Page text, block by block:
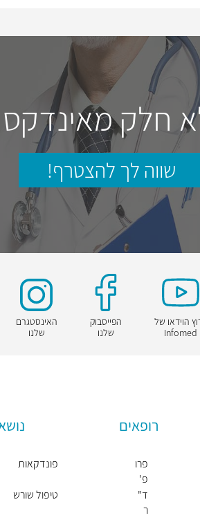
חלק
שווה לך להצטרף!
הוידאו של
Infomed
הפייסבוק
שלנו
האינסטגרם
שלנו
רופאים
פרו
פ'
יונ
תן
ד"
ר
פונדקאות
טיפול שורש